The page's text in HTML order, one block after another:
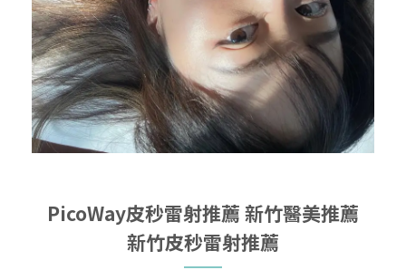
PicoWay皮秒雷射推薦 新竹醫美推薦
新竹皮秒雷射推薦